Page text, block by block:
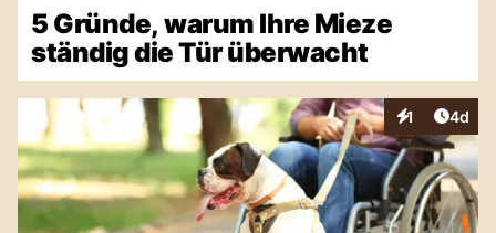
5 Gründe, warum Ihre Mieze
ständig die Tür überwacht
1
Interaktionen
4d